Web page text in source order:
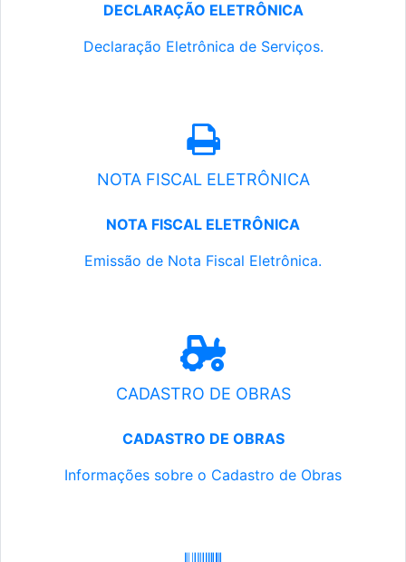
DECLARAÇÃO ELETRÔNICA
Declaração Eletrônica de Serviços.
NOTA FISCAL ELETRÔNICA
NOTA FISCAL ELETRÔNICA
Emissão de Nota Fiscal Eletrônica.
CADASTRO DE OBRAS
CADASTRO DE OBRAS
Informações sobre o Cadastro de Obras